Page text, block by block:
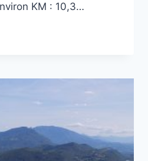
KM : 10,3…